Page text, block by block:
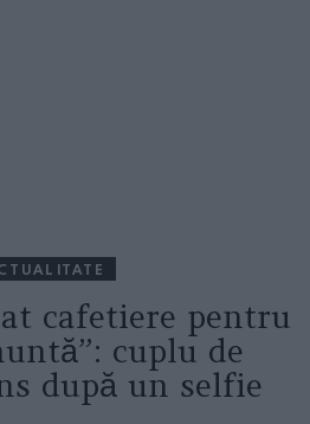
cafetiere pentru
cuplu de
după un selfie